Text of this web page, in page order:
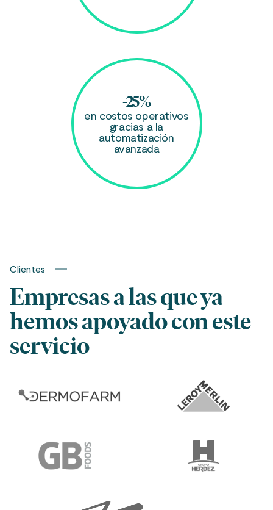
-25%
en costos operativos
gracias a la
automatización
avanzada
Clientes
Empresas a las que ya
hemos apoyado con este
servicio